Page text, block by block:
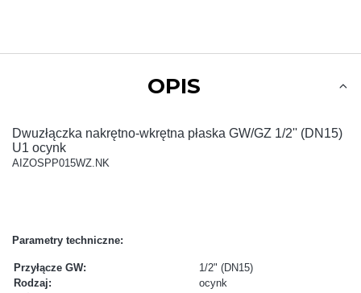
OPIS
Dwuzłączka nakrętno-wkrętna płaska GW/GZ 1/2'' (DN15)
U1 ocynk
AIZOSPP015WZ.NK
Parametry techniczne:
Przyłącze GW:
1/2" (DN15)
Rodzaj:
ocynk